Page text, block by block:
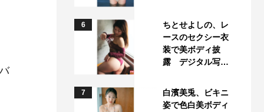
6
ちとせよしの、レ
ースのセクシー衣
装で美ボディ披
露 デジタル写…
7
白濱美兎、ビキニ
姿で色白美ボディ